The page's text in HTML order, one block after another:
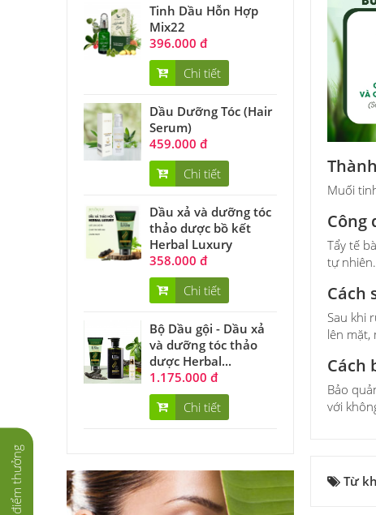
Tinh Dầu Hỗn Hợp
Mix22
396.000 đ
Chi tiết
Dầu Dưỡng Tóc (Hair
Serum)
459.000 đ
Chi tiết
Dầu xả và dưỡng tóc
thảo dược bồ kết
Herbal Luxury
358.000 đ
Chi tiết
Bộ Dầu gội - Dầu xả
và dưỡng tóc thảo
dược Herbal...
1.175.000 đ
Chi tiết
Muối
Công
Tẩy tế
tự nhiên.
Cách
Sau khi
lên mặt,
Cách
Bảo
với
Từ